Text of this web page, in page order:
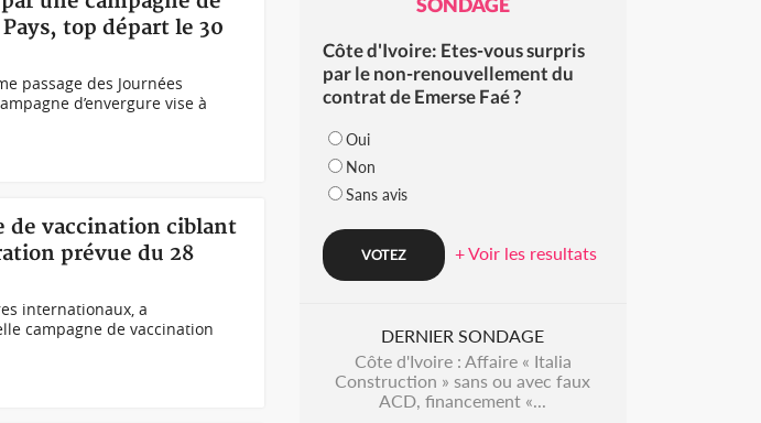
top départ le 30
passage des Journées
d’envergure vise à
de vaccination ciblant
prévue du 28
internationaux, a
campagne de vaccination
Côte d'Ivoire: Etes-vous surpris
par le non-renouvellement du
contrat de Emerse Faé ?
Oui
Non
Sans avis
+ Voir les resultats
DERNIER SONDAGE
Côte d'Ivoire : Affaire « Italia
Construction » sans ou avec faux
ACD, financement «...